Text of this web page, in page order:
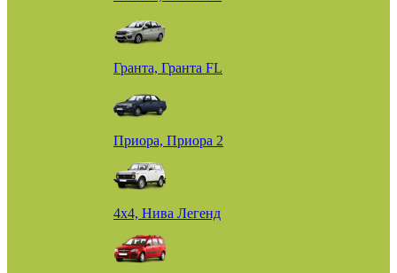
Гранта, Гранта FL
Приора, Приора 2
4х4, Нива Легенд